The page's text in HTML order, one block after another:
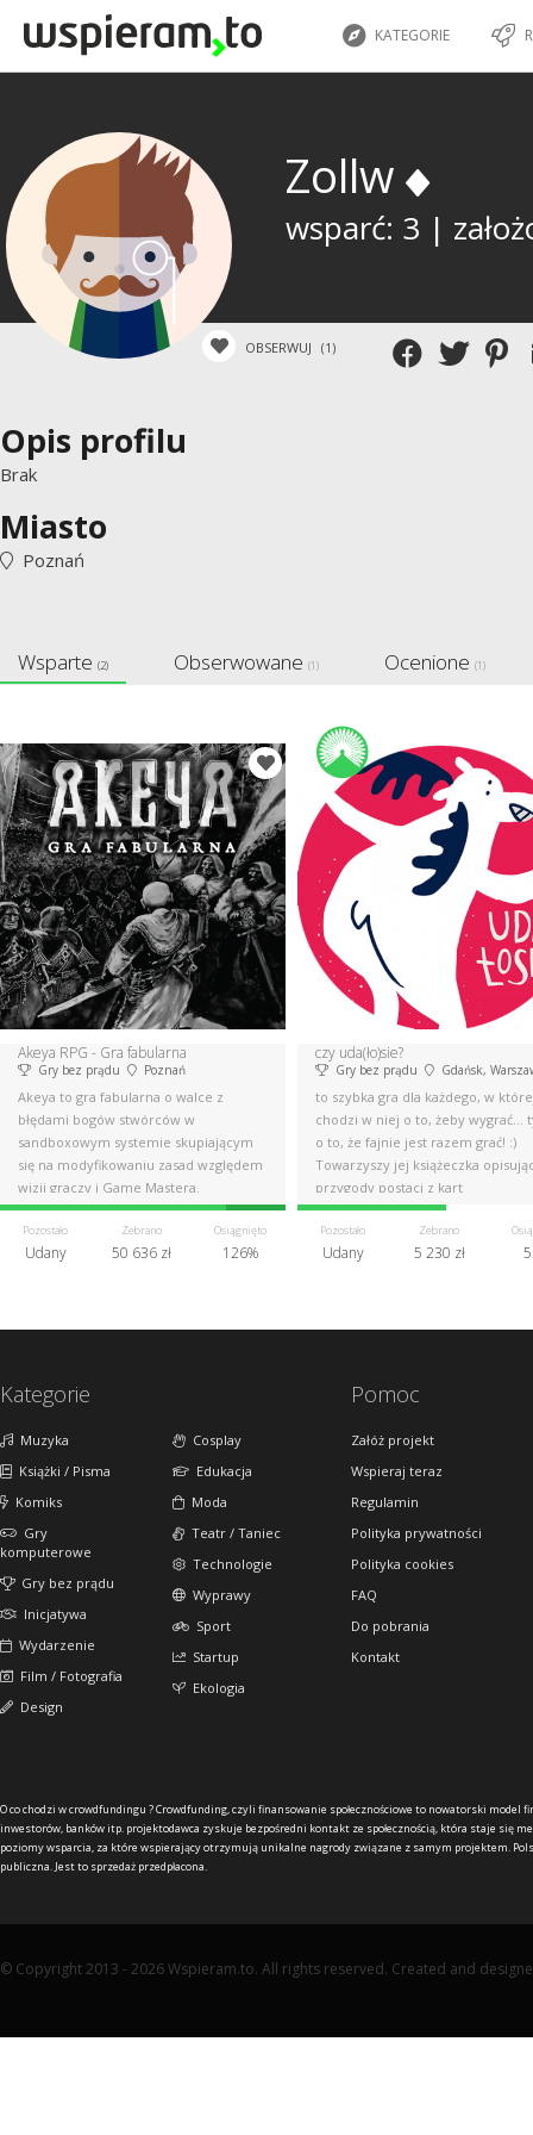
KATEGORIE
Zollw
wsparć: 3 |
OBSERWUJ (1)
Opis profilu
Brak
Miasto
Poznań
Wsparte (2) Obserwowane (1) Ocenione (1)
Akeya RPG - Gra fabularna
Gry bez prądu Poznań
Akeya to gra fabularna o walce z
błędami bogów stwórców w
sandboxowym systemie skupiającym
się na modyfikowaniu zasad względem
wizji graczy i Game Mastera.
Pozostało
Udany
Zebrano
50 636 zł
Osiągnięto
126%
czy uda(ło)sie?
Gry bez prądu Gdańsk, Warszawa,
to szybka gra dla każdego, w
chodzi w niej o to, żeby wygrać...
o to, że fajnie jest razem grać! :)
Towarzyszy jej książeczka
przygody postaci z kart
Pozostało
Udany
Zebrano
5 230 zł
Kategorie
Muzyka
Książki / Pisma
Komiks
Gry
komputerowe
Gry bez prądu
Inicjatywa
Wydarzenie
Film / Fotografia
Design
Cosplay
Edukacja
Moda
Teatr / Taniec
Technologie
Wyprawy
Sport
Startup
Ekologia
Pomoc
Załóż projekt
Wspieraj teraz
Regulamin
Polityka prywatności
Polityka cookies
FAQ
Do pobrania
Kontakt
O co chodzi w crowdfundingu ?Crowdfunding, czyli finansowanie społecznościowe to nowatorski model
inwestorów, banków itp. projektodawca zyskuje bezpośredni kontakt ze społecznością, która staje się
poziomy wsparcia, za które wspierający otrzymują unikalne nagrody związane z samym projektem.
publiczna. Jest to sprzedaż przedpłacona.
© Copyright 2013 - 2026 Wspieram.to. All rights reserved. Created and